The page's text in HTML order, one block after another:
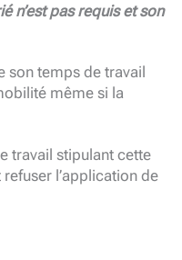
n’est pas requis et son
son temps de travail
même si la
travail stipulant cette
l’application de